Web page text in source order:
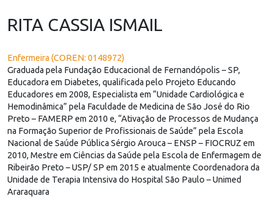
RITA CASSIA ISMAIL
Enfermeira (COREN: 0148972)
Graduada pela Fundação Educacional de Fernandópolis – SP,
Educadora em Diabetes, qualificada pelo Projeto Educando
Educadores em 2008, Especialista em “Unidade Cardiológica e
Hemodinâmica” pela Faculdade de Medicina de São José do Rio
Preto – FAMERP em 2010 e, “Ativação de Processos de Mudança
na Formação Superior de Profissionais de Saúde” pela Escola
Nacional de Saúde Pública Sérgio Arouca – ENSP – FIOCRUZ em
2010, Mestre em Ciências da Saúde pela Escola de Enfermagem de
Ribeirão Preto – USP/ SP em 2015 e atualmente Coordenadora da
Unidade de Terapia Intensiva do Hospital São Paulo – Unimed
Araraquara